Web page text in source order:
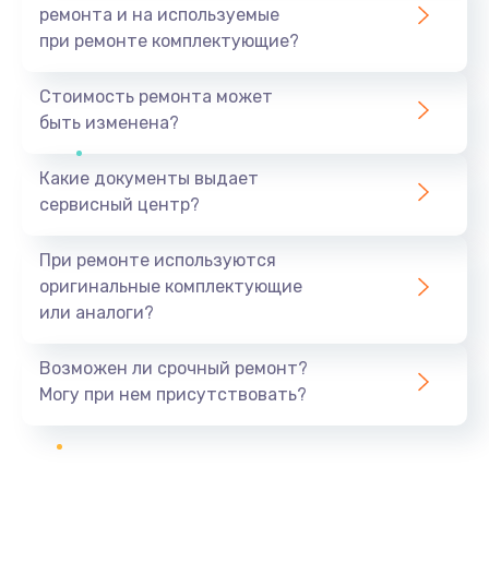
ремонта и на используемые
при ремонте комплектующие?
Стоимость ремонта может
быть изменена?
Какие документы выдает
сервисный центр?
При ремонте используются
оригинальные комплектующие
или аналоги?
Возможен ли срочный ремонт?
Могу при нем присутствовать?